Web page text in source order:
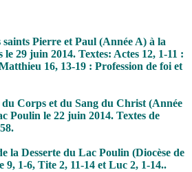
Pierre et Paul (Année A) à la
29 juin 2014. Textes: Actes 12, 1-11 :
16, 13-19 : Profession de foi et
Corps et du Sang du Christ (Année
Poulin le 22 juin 2014. Textes de
la Desserte du Lac Poulin (Diocèse de
1-6, Tite 2, 11-14 et Luc 2, 1-14..